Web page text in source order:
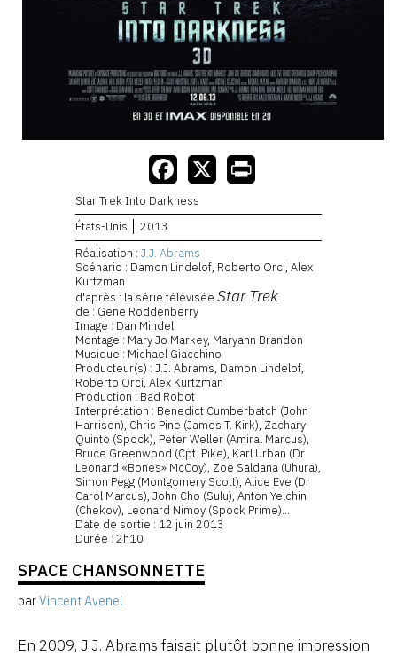
Star Trek Into Darkness
États-Unis
2013
Réalisation : J.J. Abrams
Scénario : Damon Lindelof, Roberto Orci, Alex
Kurtzman
d'après : la série télévisée Star Trek
de : Gene Roddenberry
Image : Dan Mindel
Montage : Mary Jo Markey, Maryann Brandon
Musique : Michael Giacchino
Producteur(s) : J.J. Abrams, Damon Lindelof,
Roberto Orci, Alex Kurtzman
Production : Bad Robot
Interprétation : Benedict Cumberbatch (John
Harrison), Chris Pine (James T. Kirk), Zachary
Quinto (Spock), Peter Weller (Amiral Marcus),
Bruce Greenwood (Cpt. Pike), Karl Urban (Dr
Leonard «Bones» McCoy), Zoe Saldana (Uhura),
Simon Pegg (Montgomery Scott), Alice Eve (Dr
Carol Marcus), John Cho (Sulu), Anton Yelchin
(Chekov), Leonard Nimoy (Spock Prime)...
Date de sortie : 12 juin 2013
Durée : 2h10
SPACE CHANSONNETTE
parVincent Avenel
En 2009, J.J. Abrams faisait plutôt bonne impression